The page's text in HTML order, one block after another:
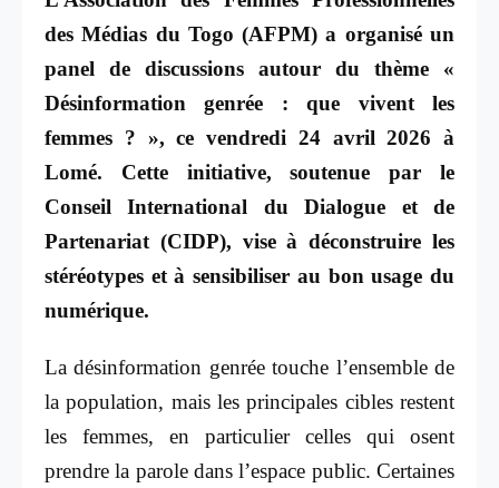
des Médias du Togo (AFPM) a organisé un
panel de discussions autour du thème «
Désinformation genrée : que vivent les
femmes ? », ce vendredi 24 avril 2026 à
Lomé. Cette initiative, soutenue par le
Conseil International du Dialogue et de
Partenariat (CIDP), vise à déconstruire les
stéréotypes et à sensibiliser au bon usage du
numérique.
La désinformation genrée touche l’ensemble de
la population, mais les principales cibles restent
les femmes, en particulier celles qui osent
prendre la parole dans l’espace public. Certaines